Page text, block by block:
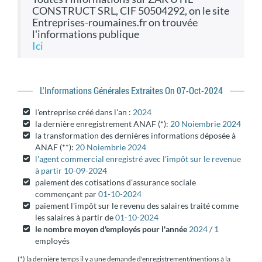
CONSTRUCT SRL, CIF 50504292, on le site
Entreprises-roumaines.fr on trouvée
l'informations publique
ici
L'informations Générales Extraites On 07-Oct-2024
l'entreprise créé dans l'an : 2024
la dernière enregistrement ANAF (*): 20 Noiembrie 2024
la transformation des dernières informations déposée à
ANAF (**): 20 Noiembrie 2024
l'agent commercial enregistré avec l'impôt sur le revenue
à partir 10-09-2024
paiement des cotisations d'assurance sociale
commençant par01-10-2024
paiement l'impôt sur le revenu des salaires traité comme
les salaires à partir de01-10-2024
le nombre moyen d'employés pour l'année 2024/1
employés
(*) la dernière temps il y a une demande d'enregistrement/mentions à la